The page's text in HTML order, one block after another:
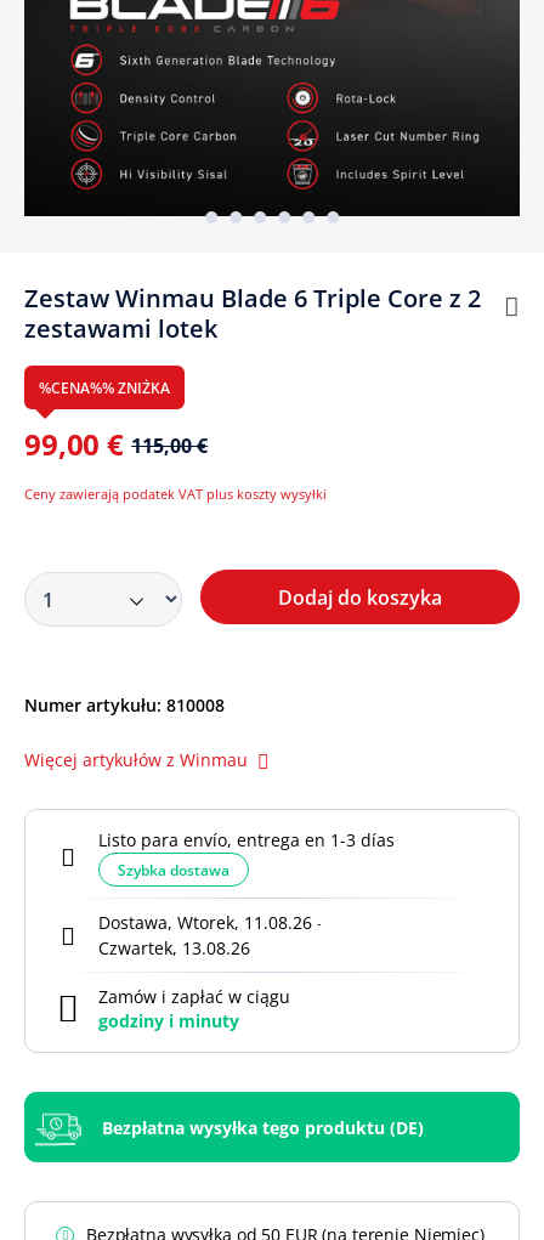
Zestaw Winmau Blade 6 Triple Core z 2
zestawami lotek
%CENA%% ZNIŻKA
99,00 € 115,00 €
Ceny zawierają podatek VAT plus koszty wysyłki
Dodaj do koszyka
Numer artykułu: 810008
Więcej artykułów z Winmau
Listo para envío, entrega en 1-3 días
Szybka dostawa
Dostawa, Wtorek, 11.08.26 -
Czwartek, 13.08.26
Zamów i zapłać w ciągu
godziny i minuty
Bezpłatna wysyłka tego produktu (DE)
Bezpłatna wysyłka od 50 EUR (na terenie Niemiec)